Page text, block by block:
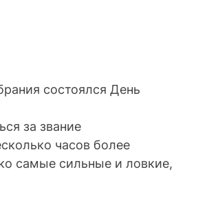
состоялся День
за звание
часов более
самые сильные и ловкие,